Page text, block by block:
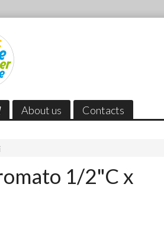
About us Contacts
1/2"C x